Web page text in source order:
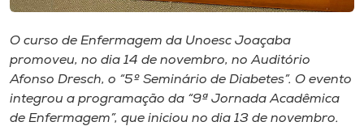
CPA
Biblioteca
Editora
O curso de Enfermagem da Unoesc Joaçaba
promoveu, no dia 14 de novembro, no Auditório
Afonso Dresch, o “5º Seminário de Diabetes”. O evento
integrou a programação da “9ª Jornada Acadêmica
de Enfermagem”, que iniciou no dia 13 de novembro.